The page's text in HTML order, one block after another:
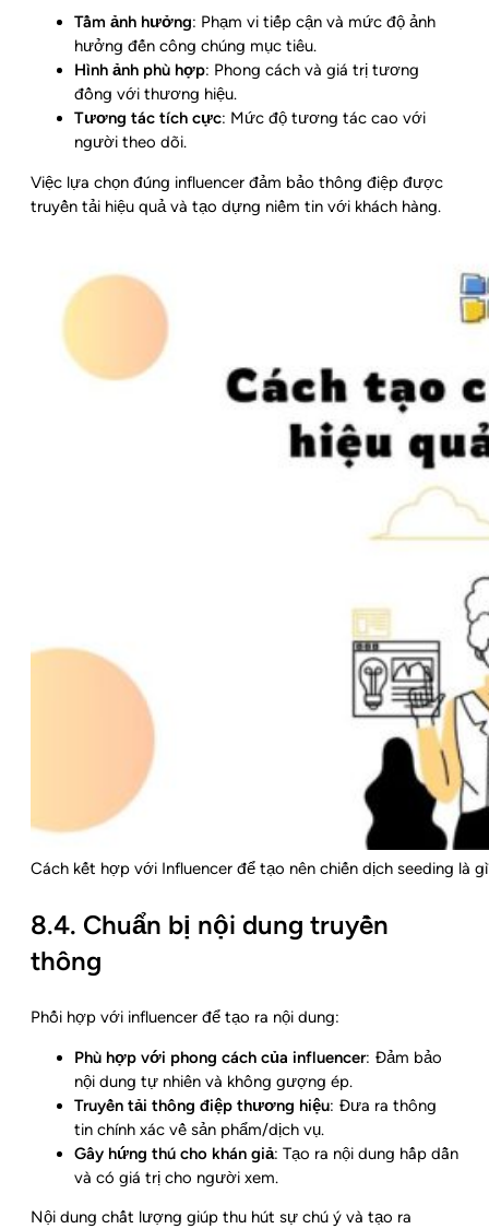
Tầm ảnh hưởng: Phạm vi tiếp cận và mức độ ảnh
hưởng đến công chúng mục tiêu.
Hình ảnh phù hợp: Phong cách và giá trị tương
đồng với thương hiệu.
Tương tác tích cực: Mức độ tương tác cao với
người theo dõi.
Việc lựa chọn đúng influencer đảm bảo thông điệp được
truyền tải hiệu quả và tạo dựng niềm tin với khách hàng.
Cách kết hợp với Influencer để tạo nên chiến dịch seeding là
8.4. Chuẩn bị nội dung truyền
thông
Phối hợp với influencer để tạo ra nội dung:
Phù hợp với phong cách của influencer: Đảm bảo
nội dung tự nhiên và không gượng ép.
Truyền tải thông điệp thương hiệu: Đưa ra thông
tin chính xác về sản phẩm/dịch vụ.
Gây hứng thú cho khán giả: Tạo ra nội dung hấp dẫn
và có giá trị cho người xem.
Nội dung chất lượng giúp thu hút sự chú ý và tạo ra